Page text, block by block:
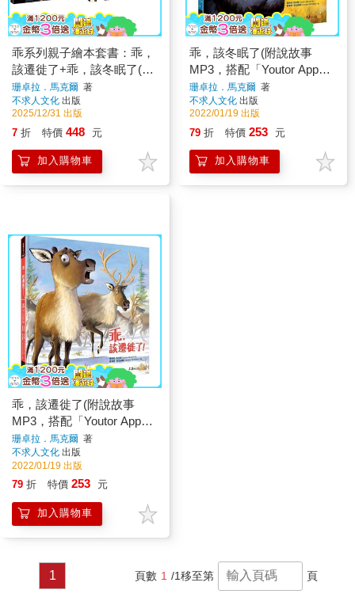
乖系列親子繪本套書：乖，
該遷徙了+乖，該冬眠了(附
說故事MP3，搭配「Youtor
App」內含VRP虛擬點讀筆)
珊卓拉．馬克爾 著
不求人文化 出版
2025/12/31 出版
7 折 特價 448 元
加入購物車
乖，該冬眠了(附說故事
MP3，搭配「Youtor App」
內含VRP虛擬點讀
珊卓拉．馬克爾 著
不求人文化 出版
2022/01/19 出版
79 折 特價 253 元
加入購物車
乖，該遷徙了(附說故事
MP3，搭配「Youtor App」
內含VRP虛擬點讀
珊卓拉．馬克爾 著
不求人文化 出版
2022/01/19 出版
79 折 特價 253 元
加入購物車
1 頁數 1 /1移至第 頁